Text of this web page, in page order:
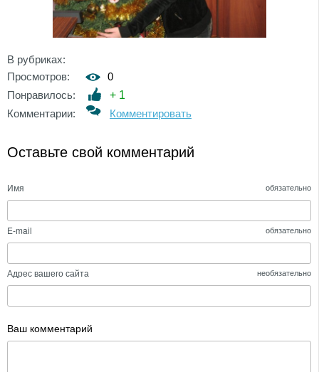
В рубриках:
Просмотров:
0
Понравилось:
+ 1
Комментарии:
Комментировать
Оставьте свой комментарий
Имя обязательно
E-mail обязательно
Адрес вашего сайта необязательно
Ваш комментарий